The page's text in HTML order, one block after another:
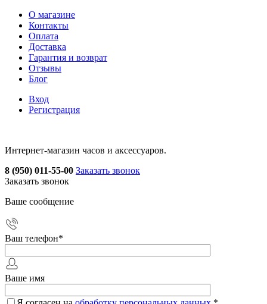
О магазине
Контакты
Оплата
Доставка
Гарантия и возврат
Отзывы
Блог
Вход
Регистрация
Интернет-магазин часов и аксессуаров.
8 (950) 011-55-00 Заказать звонок
Заказать звонок
Ваше сообщение
Ваш телефон*
Ваше имя